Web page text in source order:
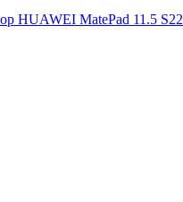
HUAWEI MatePad 11.5 S